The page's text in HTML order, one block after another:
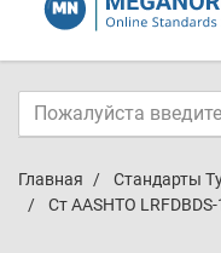
Главная Стандарты
Cт AASHTO